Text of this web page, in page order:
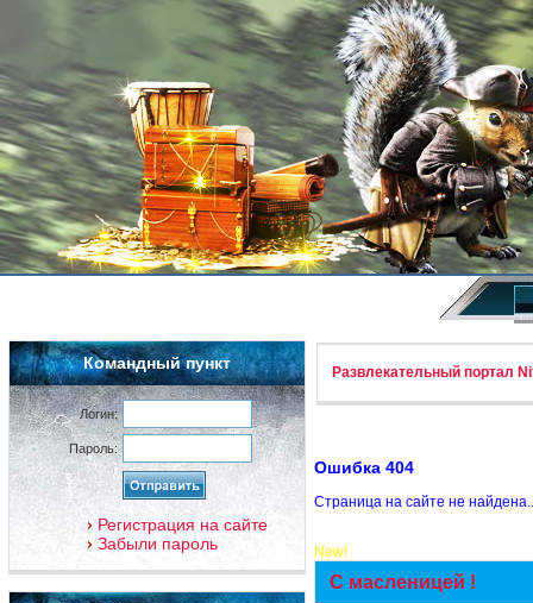
Командный пункт
Логин:
Пароль:
Регистрация на сайте
Забыли пароль
Развлекательный портал
Ошибка 404
Страница на сайте не
New!
С масленицей !